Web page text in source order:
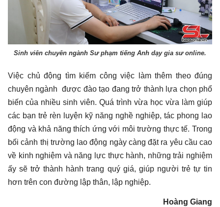
Sinh viên chuyên ngành Sư phạm tiếng Anh dạy gia sư online.
Việc chủ động tìm kiếm công việc làm thêm theo đúng
chuyên ngành được đào tạo đang trở thành lựa chọn phổ
biến của nhiều sinh viên. Quá trình vừa học vừa làm giúp
các bạn trẻ rèn luyện kỹ năng nghề nghiệp, tác phong lao
động và khả năng thích ứng với môi trường thực tế. Trong
bối cảnh thị trường lao động ngày càng đặt ra yêu cầu cao
về kinh nghiệm và năng lực thực hành, những trải nghiệm
ấy sẽ trở thành hành trang quý giá, giúp người trẻ tự tin
hơn trên con đường lập thân, lập nghiệp.
Hoàng Giang